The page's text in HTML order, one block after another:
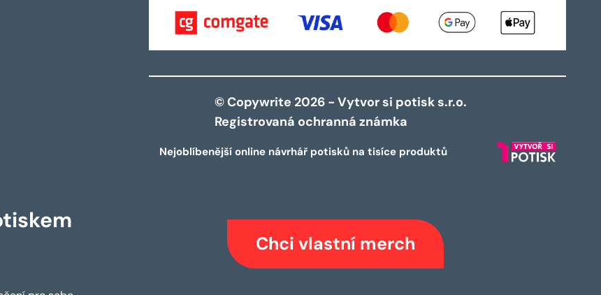
© Copywrite 2026 - Vytvor si potisk s.r.o.
Registrovaná ochranná známka
Nejoblíbenější online návrhář potisků na tisíce produktů
Chci vlastní merch